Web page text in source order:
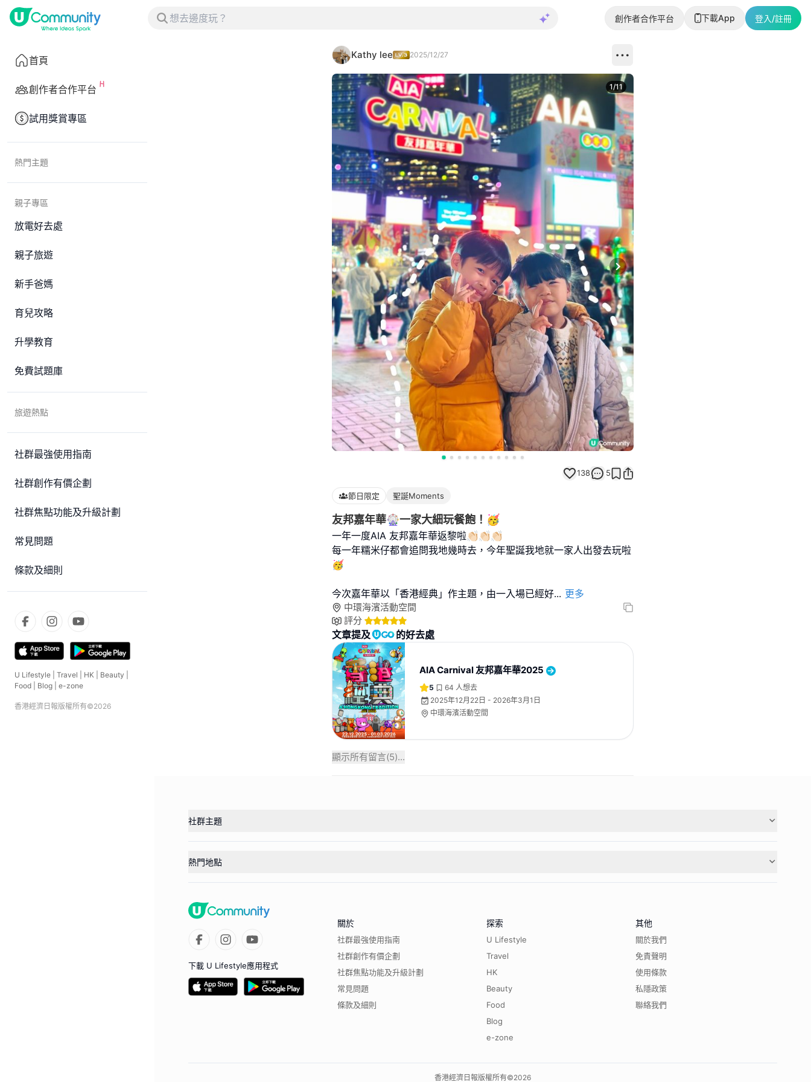
創作者合作平台 下載App 登入/註冊
首頁
創作者合作平台
試用獎賞專區
熱門主題
親子專區
放電好去處
親子旅遊
新手爸媽
育兒攻略
升學教育
免費試題庫
旅遊熱點
社群最強使用指南
社群創作有價企劃
社群焦點功能及升級計劃
常見問題
條款及細則
U Lifestyle Travel HK Beauty
Food
Blog e-zone
香港經濟日報版權所有©2026
Kathy lee 2025/12/27
Next slide
1/11
138 5
節日限定 聖誕Moments
友邦嘉年華🎡一家大細玩餐飽！🥳
一年一度AIA 友邦嘉年華返黎啦👏🏻👏🏻👏🏻
每一年糯米仔都會追問我地幾時去，今年聖誕我地就一家人出發去玩啦
🥳
今次嘉年華以「香港經典」作主題，由一入場已經好... 更多
中環海濱活動空間
評分
文章提及 的好去處
AIA Carnival 友邦嘉年華2025
5 64 人想去
2025年12月22日 - 2026年3月1日
中環海濱活動空間
顯示所有留言(5)...
社群主題
熱門地點
下載 U Lifestyle應用程式
關於
社群最強使用指南
社群創作有價企劃
社群焦點功能及升級計劃
常見問題
條款及細則
探索
U Lifestyle
Travel
HK
Beauty
Food
Blog
e-zone
其他
關於我們
免責聲明
使用條款
私隱政策
聯絡我們
香港經濟日報版權所有©2026